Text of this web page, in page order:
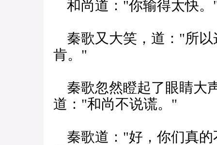
和尚道："你输得太快。
秦歌又大笑，道："所以
肯。"
秦歌忽然瞪起了眼睛大
道："和尚不说谎。"
秦歌道："好，你们真的